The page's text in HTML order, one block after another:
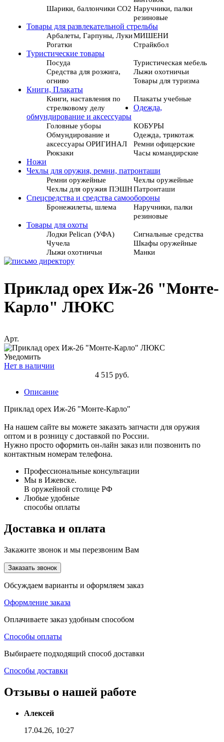
Шарики, баллончики СО2 Наручники, палки
резиновые
Товары для развлекательной стрельбы
Арбалеты, Гарпуны, ЛукиМИШЕНИ
Рогатки
Страйкбол
Туристические товары
Посуда
Туристическая мебель
Средства для розжига,
огниво
Лыжи охотничьи
Товары для туризма
Книги, Плакаты
Книги, наставления по
стрелковому делу
Плакаты учебные
Одежда,
обмундирование и аксессуары
Головные уборы
КОБУРЫ
Обмундирование и
аксессуары ОРИГИНАЛ
Одежда, трикотаж
Ремни офицерские
Рюкзаки
Часы командирские
Ножи
Чехлы для оружия, ремни, патронташи
Ремни оружейные
Чехлы оружейные
Чехлы для оружия ПЭШНПатронташи
Спецсредства и средства самообороны
Бронежилеты, шлема
Наручники, палки
резиновые
Товары для охоты
Лодки Pelican (УФА)
Сигнальные средства
Чучела
Шкафы оружейные
Лыжи охотничьи
Манки
Приклад орех Иж-26 "Монте-
Карло" ЛЮКС
Арт.
Уведомить
Нет в наличии
4 515 руб.
Описание
Приклад орех Иж-26 "Монте-Карло"
На нашем сайте вы можете заказать запчасти для оружия
оптом и в розницу с доставкой по России.
Нужно просто оформить он-лайн заказ или позвонить по
контактным номерам телефона.
Профессиональные консультации
Мы в Ижевске.
В оружейной столице РФ
Любые удобные
способы оплаты
Доставка и оплата
Закажите звонок и мы перезвоним Вам
Заказать звонок
Обсуждаем варианты и оформляем заказ
Оформление заказа
Оплачиваете заказ удобным способом
Способы оплаты
Выбираете подходящий способ доставки
Способы доставки
Отзывы о нашей работе
Алексей
17.04.26, 10:27